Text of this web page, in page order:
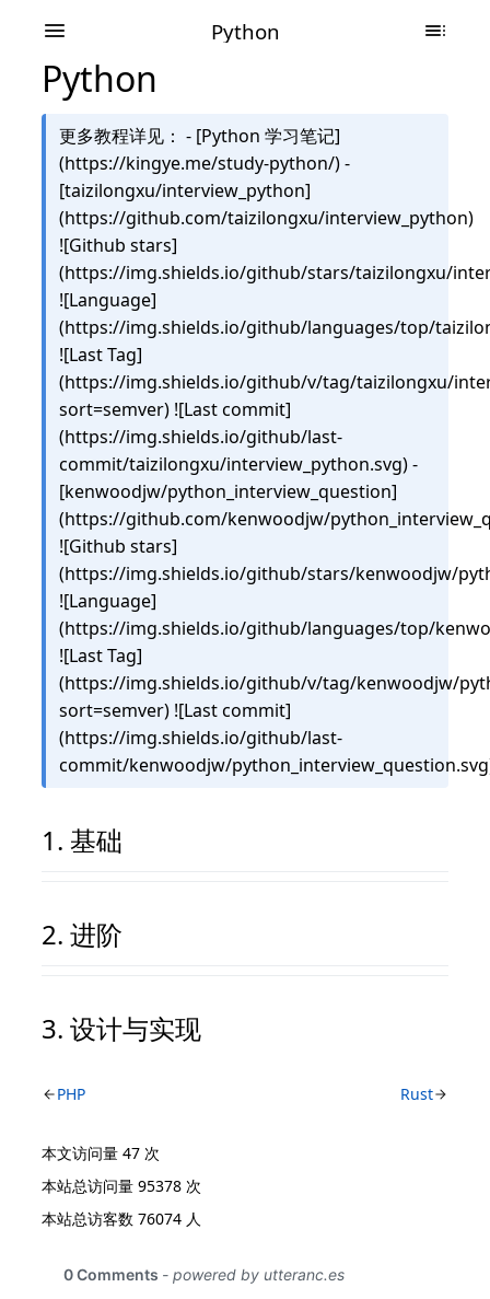
Python
Python
更多教程详见： - [Python 学习笔记]
(https://kingye.me/study-python/) -
[taizilongxu/interview_python]
(https://github.com/taizilongxu/interview_python)
![Github stars]
(https://img.shields.io/github/stars/taizilongxu/
![Language]
(https://img.shields.io/github/languages/top/
![Last Tag]
(https://img.shields.io/github/v/tag/taizilongxu/
sort=semver) ![Last commit]
(https://img.shields.io/github/last-
commit/taizilongxu/interview_python.svg) -
[kenwoodjw/python_interview_question]
(https://github.com/kenwoodjw/
![Github stars]
(https://img.shields.io/github/stars/kenwoodjw/
![Language]
(https://img.shields.io/github/languages/top/
![Last Tag]
(https://img.shields.io/github/v/tag/kenwoodjw/
sort=semver) ![Last commit]
(https://img.shields.io/github/last-
commit/kenwoodjw/
基础
进阶
设计与实现
PHP Rust
本文访问量47 次
本站总访问量95378 次
本站总访客数76074 人